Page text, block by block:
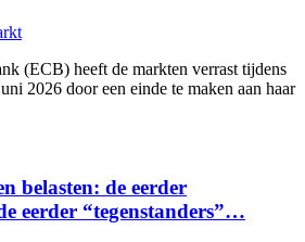
(ECB) heeft de markten verrast tijdens
2026 door een einde te maken aan haar
belasten: de eerder
eerder “tegenstanders”…